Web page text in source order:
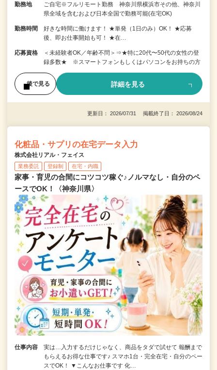
勤務地
ご自宅※フルリモート勤務 神奈川県横浜市その他、神奈川
県全域を含むおよび日本全国で勤務可能(在宅OK)
勤務時間
好きな時間に働けます！ ★単発（1日のみ）OK！ ★応募
後、即お仕事開始も可！ ★在…
応募資格
＜未経験者OK／年齢不問＞⇒★特に20代〜50代の女性の登
録多数★ ※スマートフォンもしくはパソコンをお持ちの方
後で見る 詳細を見る
更新日： 2026/07/31 掲載終了日： 2026/08/24
化粧品・サプリの在宅データ入力
株式会社リアル・フェイス
業務委託 登録制 在宅・内職
家事・育児の合間にコツコツ稼ぐ♪ノルマなし・自分のペ
ースでOK！〈神奈川県〉
仕事内容
実は…入力するだけじゃなく、商品をタダで試せて 報酬まで
もらえるお得な仕事です♪ スマホ1台・完全在宅・自分のペー
スでOK！ ▼こんなお仕事です 化…